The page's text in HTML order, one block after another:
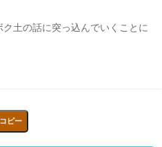
土の話に突っ込んでいくことに
ピー